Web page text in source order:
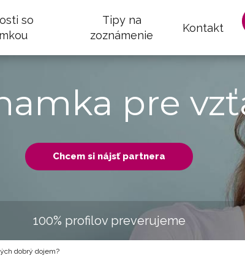
so
Tipy na
zoznámenie
Kontakt
pre
Chcem si nájsť partnera
100% profilov preverujeme
dobrý dojem?